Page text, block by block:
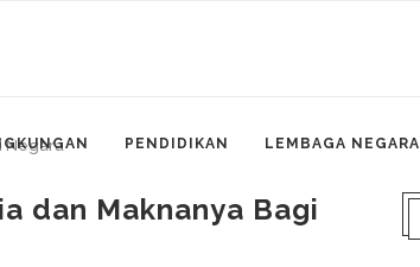
PENDIDIKAN LEMBAGA NEGARA
Negara
dan Maknanya Bagi